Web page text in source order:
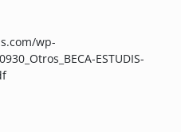
wp-
ESTUDIS-